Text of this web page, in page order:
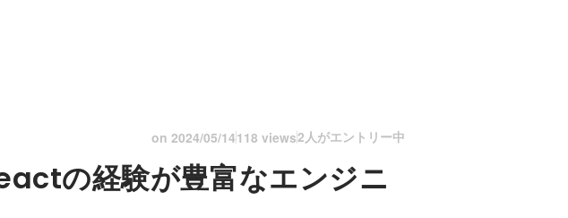
on 2024/05/14118 views2人がエントリー中
の経験が豊富なエンジニ